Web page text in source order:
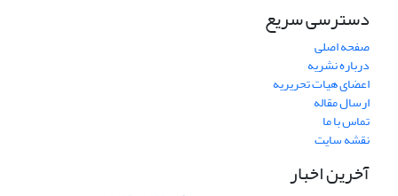
دسترسی سریع
صفحه اصلی
درباره نشریه
اعضای هیات تحریریه
ارسال مقاله
تماس با ما
نقشه سایت
آخرین اخبار